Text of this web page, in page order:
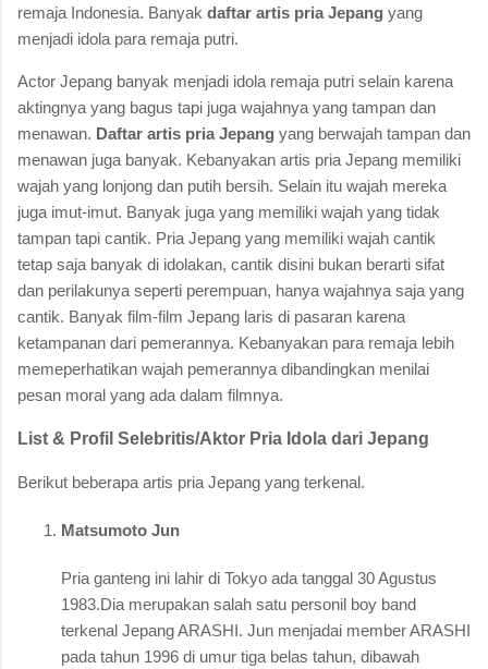
remaja Indonesia. Banyak daftar artis pria Jepang yang
menjadi idola para remaja putri.
Actor Jepang banyak menjadi idola remaja putri selain karena
aktingnya yang bagus tapi juga wajahnya yang tampan dan
menawan. Daftar artis pria Jepang yang berwajah tampan dan
menawan juga banyak. Kebanyakan artis pria Jepang memiliki
wajah yang lonjong dan putih bersih. Selain itu wajah mereka
juga imut-imut. Banyak juga yang memiliki wajah yang tidak
tampan tapi cantik. Pria Jepang yang memiliki wajah cantik
tetap saja banyak di idolakan, cantik disini bukan berarti sifat
dan perilakunya seperti perempuan, hanya wajahnya saja yang
cantik. Banyak film-film Jepang laris di pasaran karena
ketampanan dari pemerannya. Kebanyakan para remaja lebih
memeperhatikan wajah pemerannya dibandingkan menilai
pesan moral yang ada dalam filmnya.
List & Profil Selebritis/Aktor Pria Idola dari Jepang
Berikut beberapa artis pria Jepang yang terkenal.
Matsumoto Jun
Pria ganteng ini lahir di Tokyo ada tanggal 30 Agustus
1983.Dia merupakan salah satu personil boy band
terkenal Jepang ARASHI. Jun menjadai member ARASHI
pada tahun 1996 di umur tiga belas tahun, dibawah